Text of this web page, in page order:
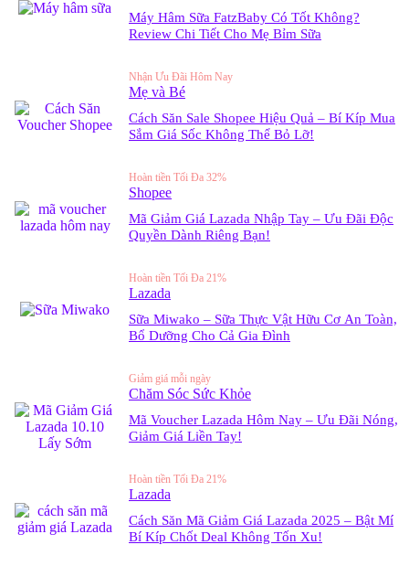
Máy Hâm Sữa FatzBaby Có Tốt Không?
Review Chi Tiết Cho Mẹ Bỉm Sữa
Nhận Ưu Đãi Hôm Nay
Mẹ và Bé
Cách Săn Sale Shopee Hiệu Quả – Bí Kíp Mua
Sắm Giá Sốc Không Thể Bỏ Lỡ!
Hoàn tiền Tối Đa 32%
Shopee
Mã Giảm Giá Lazada Nhập Tay – Ưu Đãi Độc
Quyền Dành Riêng Bạn!
Hoàn tiền Tối Đa 21%
Lazada
Sữa Miwako – Sữa Thực Vật Hữu Cơ An Toàn,
Bổ Dưỡng Cho Cả Gia Đình
Giảm giá mỗi ngày
Chăm Sóc Sức Khỏe
Mã Voucher Lazada Hôm Nay – Ưu Đãi Nóng,
Giảm Giá Liền Tay!
Hoàn tiền Tối Đa 21%
Lazada
Cách Săn Mã Giảm Giá Lazada 2025 – Bật Mí
Bí Kíp Chốt Deal Không Tốn Xu!